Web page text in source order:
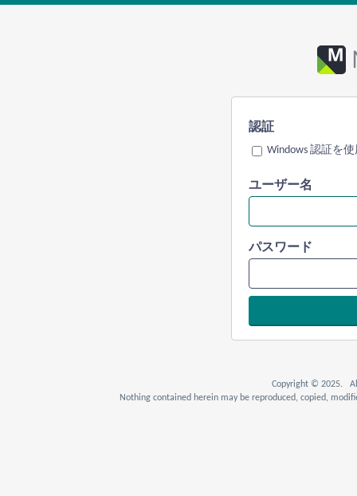
認証
Windows 認証を
ユーザー名
パスワード
Copyright © 2025. All
Nothing contained herein may be reproduced, copied,